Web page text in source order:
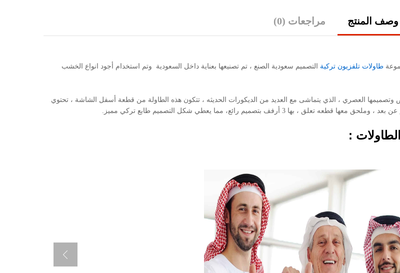
وصف المنتج مراجعات (0)
طاولات تلفزيون تركية التصميم سعودية الصنع ، تم تصنيعها بعناية داخل السعودية وتم استخدام أجود انواع الخشب
وتصميمها العصري ، الذي يتماشى مع العديد من الديكورات الحديثه ، تتكون هذه الطاولة من قطعة أسفل الشاشة ، تحتوي
بتصميم رائع، مما يعطي شكل التصميم طابع تركي مميز.
: